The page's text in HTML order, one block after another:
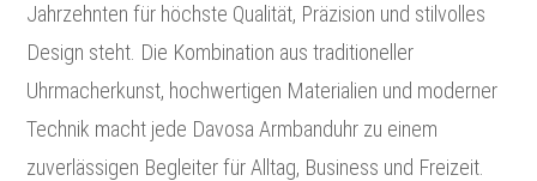
Jahrzehnten für höchste Qualität, Präzision und stilvolles
Design steht. Die Kombination aus traditioneller
Uhrmacherkunst, hochwertigen Materialien und moderner
Technik macht jede Davosa Armbanduhr zu einem
zuverlässigen Begleiter für Alltag, Business und Freizeit.